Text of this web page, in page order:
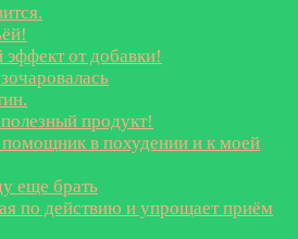
от добавки!
продукт!
помощник в похудении и к моей
еще брать
по действию и упрощает приём